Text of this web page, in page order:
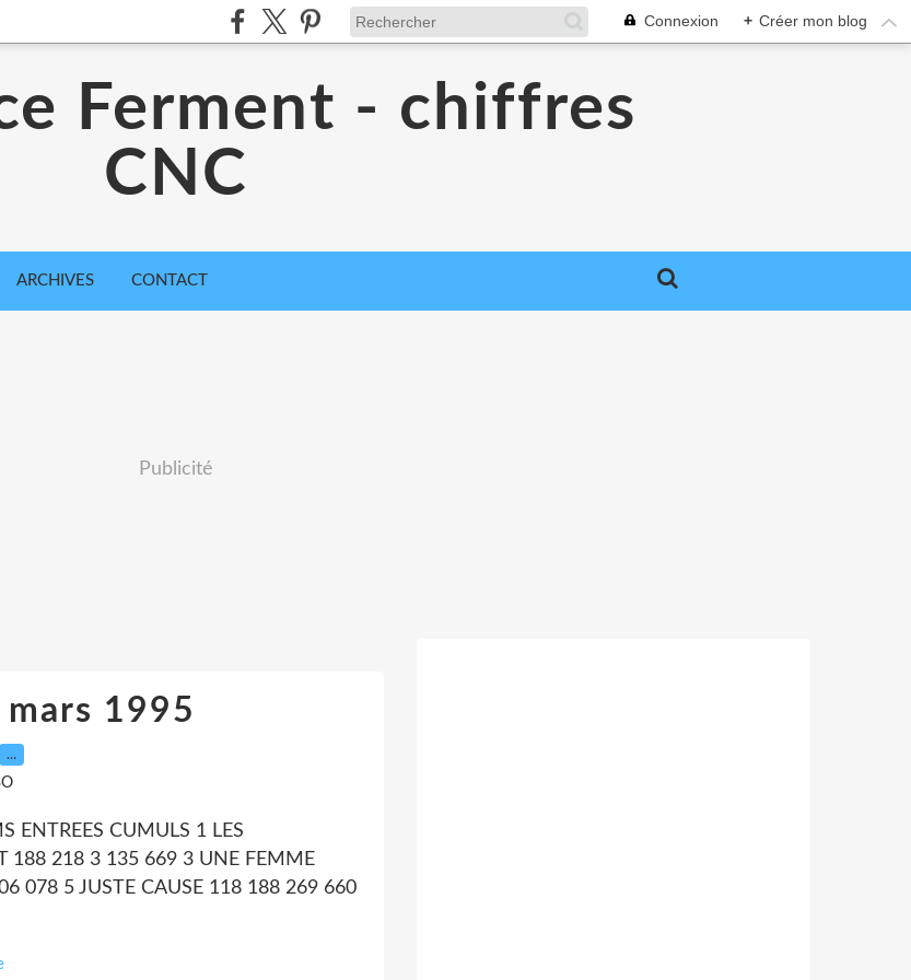
Connexion + Créer mon blog
Ferment - chiffres
CNC
ARCHIVES CONTACT
Publicité
1995
…
ENTREES CUMULS 1 LES
188 218 3 135 669 3 UNE FEMME
078 5 JUSTE CAUSE 118 188 269 660